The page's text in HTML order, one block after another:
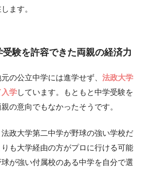
ます。
験を許容できた両親の経済力
の公立中学には進学せず、 法政大学
学しています。もともと中学受験を
の意向でもなかったそうです。
政大学第二中学が野球の強い学校だ
も大学経由の方がプロに行ける可能
が強い付属校のある中学を自分で選